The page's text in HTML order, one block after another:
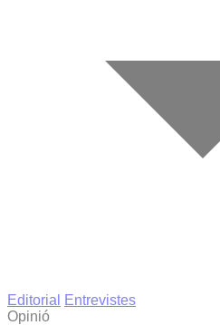
Editorial
Entrevistes
Opinió